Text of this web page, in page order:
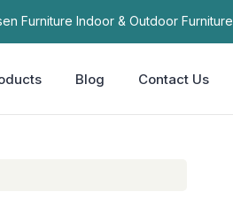
Furniture Indoor & Outdoor Furniture
Blog Contact Us